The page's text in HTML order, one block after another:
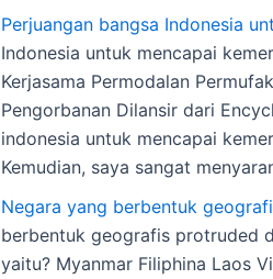
Perjuangan bangsa Indonesia
Indonesia untuk mencapai
Kerjasama Permodalan
Pengorbanan Dilansir dari
indonesia untuk mencapai
Kemudian, saya sangat
Negara yang berbentuk
berbentuk geografis protruded
yaitu? Myanmar Filiphina Laos